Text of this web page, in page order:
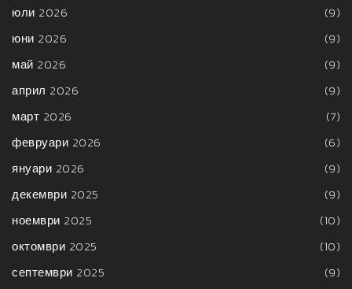
юли 2026
(9)
юни 2026
(9)
май 2026
(9)
април 2026
(9)
март 2026
(7)
февруари 2026
(6)
януари 2026
(9)
декември 2025
(9)
ноември 2025
(10)
октомври 2025
(10)
септември 2025
(9)